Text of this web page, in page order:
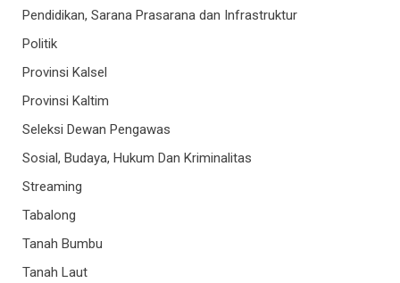
Pendidikan, Sarana Prasarana dan Infrastruktur
Politik
Provinsi Kalsel
Provinsi Kaltim
Seleksi Dewan Pengawas
Sosial, Budaya, Hukum Dan Kriminalitas
Streaming
Tabalong
Tanah Bumbu
Tanah Laut